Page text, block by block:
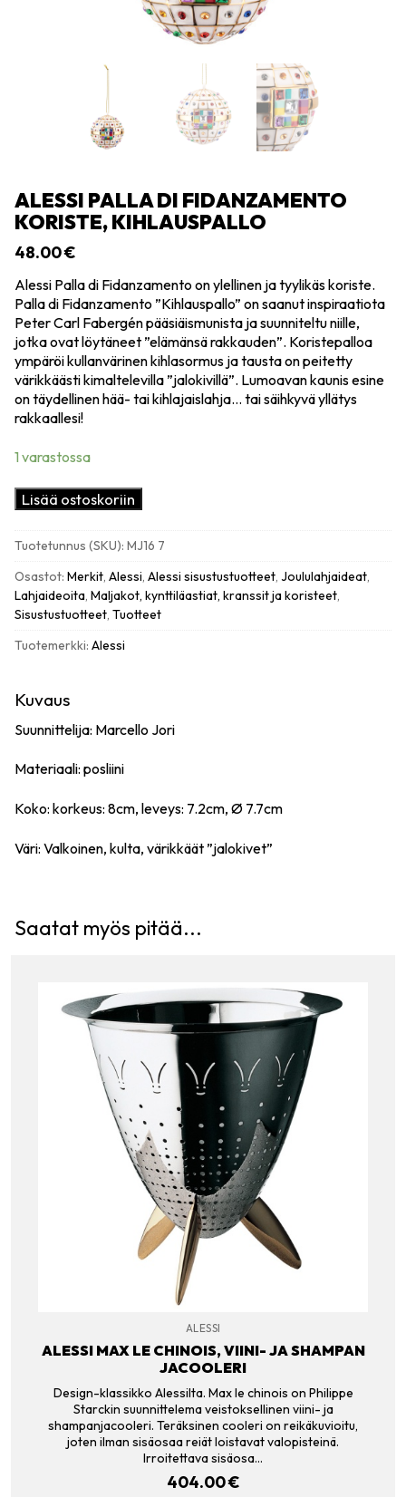
ALESSI PALLA DI FIDANZAMENTO
KORISTE, KIHLAUSPALLO
48.00€
Alessi Palla di Fidanzamento on ylellinen ja tyylikäs koriste.
Palla di Fidanzamento ”Kihlauspallo” on saanut inspiraatiota
Peter Carl Fabergén pääsiäismunista ja suunniteltu niille,
jotka ovat löytäneet ”elämänsä rakkauden”. Koristepalloa
ympäröi kullanvärinen kihlasormus ja tausta on peitetty
värikkäästi kimaltelevilla ”jalokivillä”. Lumoavan kaunis esine
on täydellinen hää- tai kihlajaislahja… tai säihkyvä yllätys
rakkaallesi!
1 varastossa
Alessi
Palla
Fidanzamento
koriste,
kihlauspallo
määrä
Lisää ostoskoriin
Tuotetunnus (SKU): MJ16 7
Osastot: Merkit, Alessi, Alessi sisustustuotteet, Joululahjaideat,
Lahjaideoita, Maljakot, kynttiläastiat, kranssit ja koristeet,
Sisustustuotteet, Tuotteet
Tuotemerkki: Alessi
Kuvaus
Suunnittelija: Marcello Jori
Materiaali: posliini
Koko: korkeus: 8cm, leveys: 7.2cm, Ø 7.7cm
Väri: Valkoinen, kulta, värikkäät ”jalokivet”
Saatat myös pitää...
ALESSI
ALESSI MAX LE CHINOIS, VIINI- JA SHAMPAN
JACOOLERI
Design-klassikko Alessilta. Max le chinois on Philippe
Starckin suunnittelema veistoksellinen viini- ja
shampanjacooleri. Teräksinen cooleri on reikäkuvioitu,
joten ilman sisäosaa reiät loistavat valopisteinä.
Irroitettava sisäosa…
404.00€